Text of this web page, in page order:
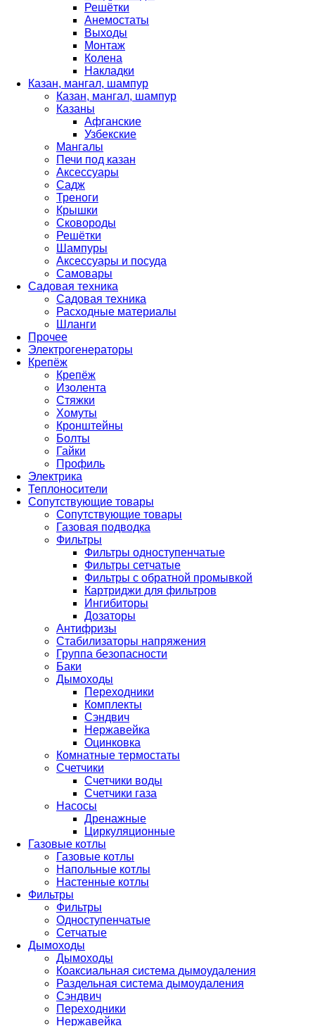
Решётки
Анемостаты
Выходы
Монтаж
Колена
Накладки
Казан, мангал, шампур
Казан, мангал, шампур
Казаны
Афганские
Узбекские
Мангалы
Печи под казан
Аксессуары
Садж
Треноги
Крышки
Сковороды
Решётки
Шампуры
Аксессуары и посуда
Самовары
Садовая техника
Садовая техника
Расходные материалы
Шланги
Прочее
Электрогенераторы
Крепёж
Крепёж
Изолента
Стяжки
Хомуты
Кронштейны
Болты
Гайки
Профиль
Электрика
Теплоносители
Сопутствующие товары
Сопутствующие товары
Газовая подводка
Фильтры
Фильтры одноступенчатые
Фильтры сетчатые
Фильтры с обратной промывкой
Картриджи для фильтров
Ингибиторы
Дозаторы
Антифризы
Стабилизаторы напряжения
Группа безопасности
Баки
Дымоходы
Переходники
Комплекты
Сэндвич
Нержавейка
Оцинковка
Комнатные термостаты
Счетчики
Счетчики воды
Счетчики газа
Насосы
Дренажные
Циркуляционные
Газовые котлы
Газовые котлы
Напольные котлы
Настенные котлы
Фильтры
Фильтры
Одноступенчатые
Сетчатые
Дымоходы
Дымоходы
Коаксиальная система дымоудаления
Раздельная система дымоудаления
Сэндвич
Переходники
Нержавейка